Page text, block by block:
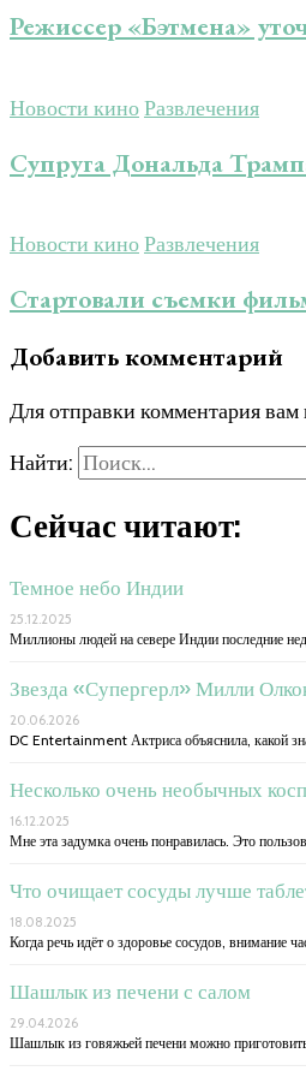
Режиссер «Бэтмена»
Новости киноРазвлечения
Супруга Дональда
Новости киноРазвлечения
Стартовали съемки
Добавить комментарий
Для отправки комментария вам
Найти:
Сейчас читают:
Темное небо Индии
25.12.2025
Миллионы людей на севере Индии последние
Звезда «Супергерл» Милли
20.06.2026
DC Entertainment Актриса объяснила, какой
Несколько очень необычных
16.12.2025
Мне эта задумка очень понравилась. Это
Что очищает сосуды лучше
18.08.2025
Когда речь идёт о здоровье сосудов, внимание
Шашлык из печени с салом
29.04.2026
Шашлык из говяжьей печени можно